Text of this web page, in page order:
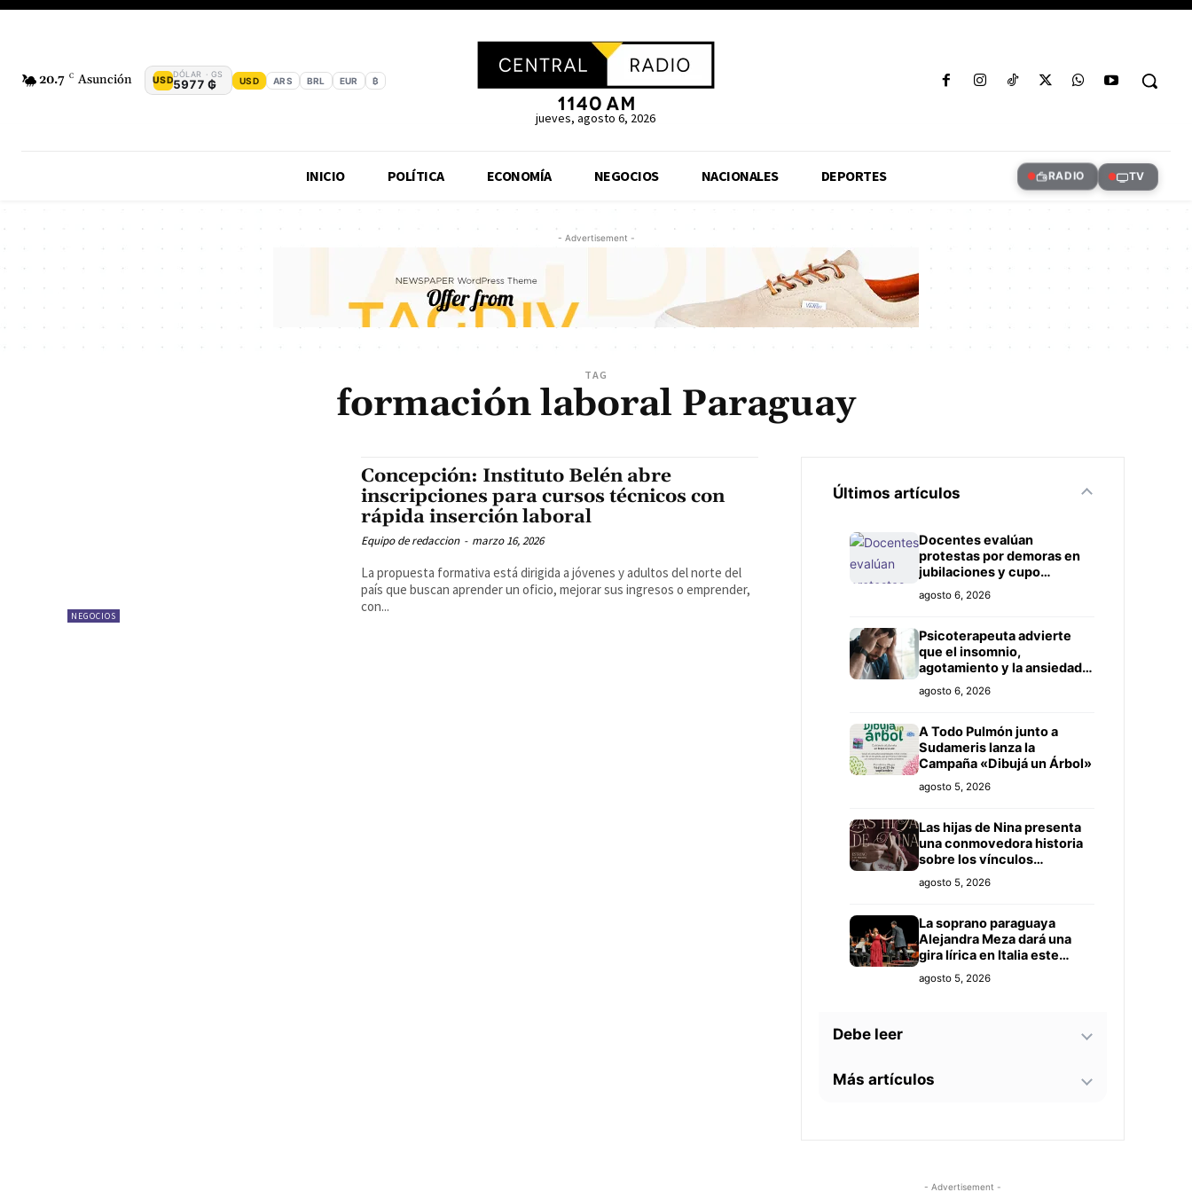
20.7 C Asunción USD
DÓLAR · GS
5977 ₲ USD ARS BRL EUR ₿
jueves, agosto 6, 2026
INICIO POLÍTICA ECONOMÍA NEGOCIOS NACIONALES DEPORTES RADIO TV
- Advertisement -
TAG
formación laboral Paraguay
NEGOCIOS
Concepción: Instituto Belén abre
inscripciones para cursos técnicos con
rápida inserción laboral
Equipo de redaccion - marzo 16, 2026
La propuesta formativa está dirigida a jóvenes y adultos del norte del
país que buscan aprender un oficio, mejorar sus ingresos o emprender,
con...
Últimos artículos
Docentes evalúan
protestas por demoras en
jubilaciones y cupo
insuficiente
agosto 6, 2026
Psicoterapeuta advierte
que el insomnio,
agotamiento y la ansiedad
son señales que no deben
ignorarse
agosto 6, 2026
A Todo Pulmón junto a
Sudameris lanza la
Campaña «Dibujá un Árbol»
agosto 5, 2026
Las hijas de Nina presenta
una conmovedora historia
sobre los vínculos
familiares
agosto 5, 2026
La soprano paraguaya
Alejandra Meza dará una
gira lírica en Italia este
2026
agosto 5, 2026
Debe leer
Diputados distingue al TTE
Más artículos
agosto 5, 2026
- Advertisement -